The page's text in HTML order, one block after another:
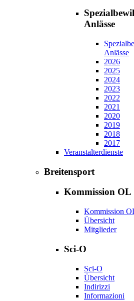
Anlässe
Anlässe
2026
2025
2024
2023
2022
2021
2020
2019
2018
2017
Veranstalterdienste
Breitensport
Kommission OL
Kommission
Übersicht
Mitglieder
Sci-O
Sci-O
Übersicht
Indirizzi
Informazioni